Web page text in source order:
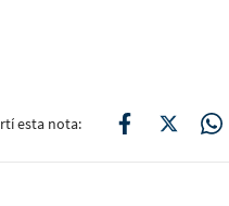
esta nota: